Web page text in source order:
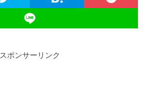
スポンサーリンク